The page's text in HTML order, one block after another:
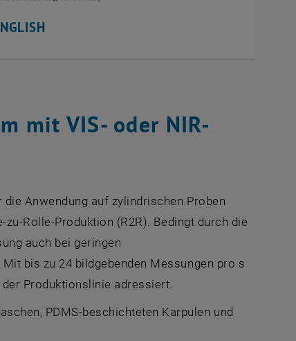
mit VIS- oder NIR-
Anwendung auf zylindrischen Proben
Rolle-Produktion (R2R). Bedingt durch die
auch bei geringen
bis zu 24 bildgebenden Messungen pro s
Produktionslinie adressiert.
PDMS-beschichteten Karpulen und